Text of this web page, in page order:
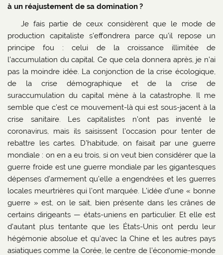
à un réajustement de sa domination ?
Je fais partie de ceux considèrent que le mode de
production capitaliste s’effondrera parce qu’il repose un
principe fou : celui de la croissance illimitée de
l’accumulation du capital. Ce que cela donnera après, je n’ai
pas la moindre idée. La conjonction de la crise écologique,
de la crise démographique et de la crise de
suraccumulation du capital mène à la catastrophe. Il me
semble que c’est ce mouvement-là qui est sous-jacent à la
crise sanitaire. Les capitalistes n’ont pas inventé le
coronavirus, mais ils saisissent l’occasion pour tenter de
rebattre les cartes. D’habitude, on faisait par une guerre
mondiale : on en a eu trois, si on veut bien considérer que la
guerre froide est une guerre mondiale par les gigantesques
dépenses d’armement qu’elle a engendrées et les guerres
locales meurtrières qui l’ont marquée. L’idée d’une « bonne
guerre » est, on le sait, bien présente dans les crânes de
certains dirigeants — états-uniens en particulier. Et elle est
d’autant plus tentante que les États-Unis ont perdu leur
hégémonie absolue et qu’avec la Chine et les autres pays
asiatiques comme la Corée, le centre de l’économie-monde